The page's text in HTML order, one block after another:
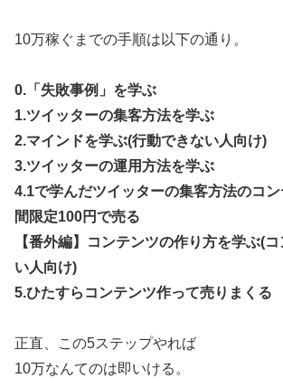
10万稼ぐまでの手順は以下の通り。
0.「失敗事例」を学ぶ
1.ツイッターの集客方法を学ぶ
2.マインドを学ぶ(行動できない人向け)
3.ツイッターの運用方法を学ぶ
4.1で学んだツイッターの集客方法のコン
間限定100円で売る
【番外編】コンテンツの作り方を学ぶ(
い人向け)
5.ひたすらコンテンツ作って売りまくる
正直、この5ステップやれば
10万なんてのは即いける。